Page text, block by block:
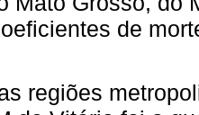
de
regiões